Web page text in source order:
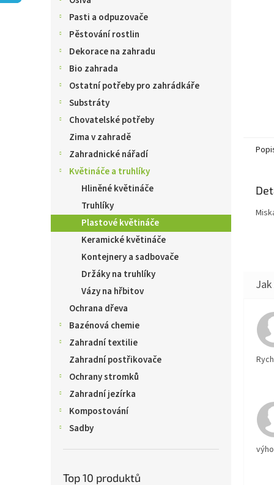
Pasti a odpuzovače
Pěstování rostlin
Dekorace na zahradu
Bio zahrada
Ostatní potřeby pro zahrádkáře
Substráty
Chovatelské potřeby
Zima v zahradě
Zahradnické nářadí
Květináče a truhlíky
Hliněné květináče
Truhlíky
Plastové květináče
Keramické květináče
Kontejnery a sadbovače
Držáky na truhlíky
Vázy na hřbitov
Ochrana dřeva
Bazénová chemie
Zahradní textilie
Zahradní postřikovače
Ochrany stromků
Zahradní jezírka
Kompostování
Sadby
Top 10 produktů